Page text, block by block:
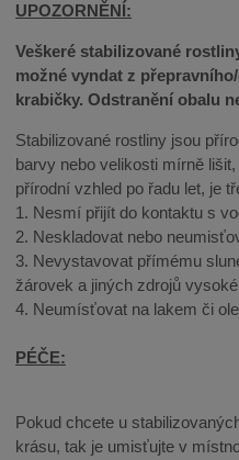
UPOZORNĚNÍ:
Veškeré stabilizované
možné vyndat z
krabičky. Odstranění obalu
Stabilizované rostliny jsou
barvy nebo velikosti mírně
přírodní vzhled po řadu let, je
1. Nesmí přijít do kontaktu s
2. Neskladovat nebo
3. Nevystavovat přímému
žárovek a jiných zdrojů
4. Neumísťovat na lakem či
PÉČE:
Pokud chcete u
krásu, tak je umisťujte v